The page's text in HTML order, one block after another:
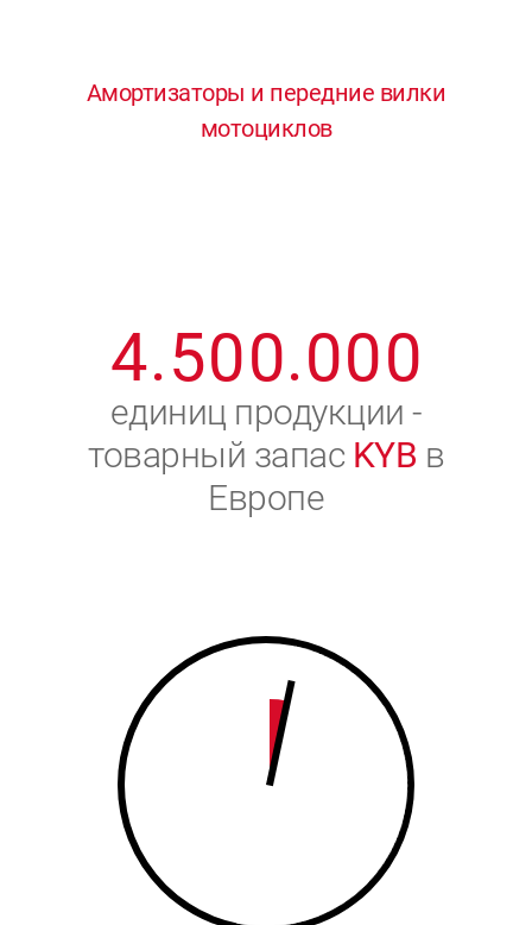
Амортизаторы и передние вилки
мотоциклов
0
4
5
6
9
0
.
1
2
5
6
7
0
6
7
0
6
7
0.
6
7
0
6
0
6
0
единиц продукции -
товарный запас KYB в
Европе